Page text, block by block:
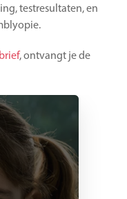
testresultaten, en
, ontvangt je de